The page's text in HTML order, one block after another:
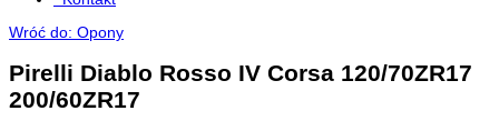
Wróć do: Opony
Pirelli Diablo Rosso IV Corsa 120/70ZR17
200/60ZR17